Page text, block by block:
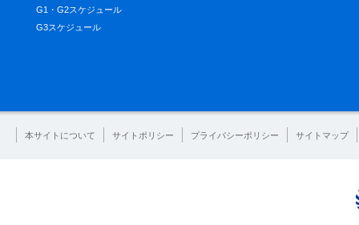
G1・G2スケジュール
G3スケジュール
本サイトについて サイトポリシー プライバシーポリシー サイトマップ